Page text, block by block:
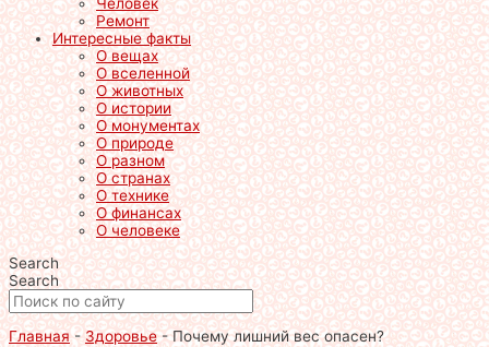
Ремонт
Интересные факты
О вещах
О вселенной
О животных
О истории
О монументах
О природе
О разном
О странах
О технике
О финансах
О человеке
Search
Search
Главная-Здоровье-Почему лишний вес опасен?